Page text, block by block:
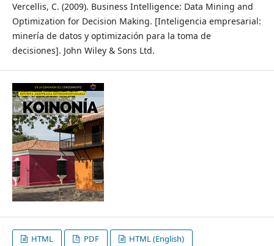
Vercellis, C. (2009). Business Intelligence: Data Mining and
Optimization for Decision Making. [Inteligencia empresarial:
minería de datos y optimización para la toma de
decisiones]. John Wiley & Sons Ltd.
HTML PDF
HTML (English)